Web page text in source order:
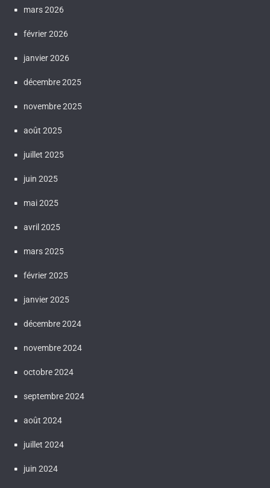
mars 2026
février 2026
janvier 2026
décembre 2025
novembre 2025
août 2025
juillet 2025
juin 2025
mai 2025
avril 2025
mars 2025
février 2025
janvier 2025
décembre 2024
novembre 2024
octobre 2024
septembre 2024
août 2024
juillet 2024
juin 2024